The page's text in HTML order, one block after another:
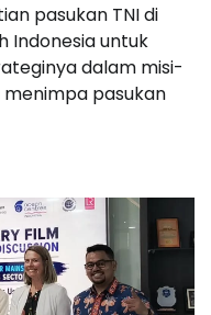
pasukan TNI di
Indonesia untuk
dalam misi-
pasukan